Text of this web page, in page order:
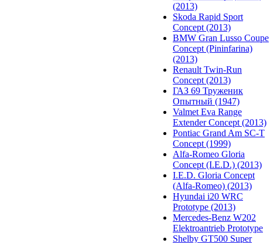
(2013)
Skoda Rapid Sport
Concept (2013)
BMW Gran Lusso Coupe
Concept (Pininfarina)
(2013)
Renault Twin-Run
Concept (2013)
ГАЗ 69 Труженик
Опытный (1947)
Valmet Eva Range
Extender Concept (2013)
Pontiac Grand Am SC-T
Concept (1999)
Alfa-Romeo Gloria
Concept (I.E.D.) (2013)
I.E.D. Gloria Concept
(Alfa-Romeo) (2013)
Hyundai i20 WRC
Prototype (2013)
Mercedes-Benz W202
Elektroantrieb Prototype
Shelby GT500 Super